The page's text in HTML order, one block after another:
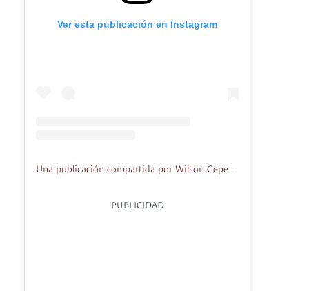
Ver esta publicación en Instagram
Una publicación compartida por Wilson Cepeda Chingaza (@wilson.chingaza)
PUBLICIDAD